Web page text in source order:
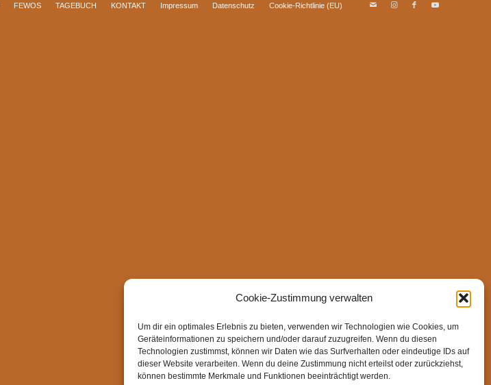
Cookie-Zustimmung verwalten
Um dir ein optimales Erlebnis zu bieten, verwenden wir Technologien wie Cookies, um
Geräteinformationen zu speichern und/oder darauf zuzugreifen. Wenn du diesen
Technologien zustimmst, können wir Daten wie das Surfverhalten oder eindeutige IDs auf
dieser Website verarbeiten. Wenn du deine Zustimmung nicht erteilst oder zurückziehst,
können bestimmte Merkmale und Funktionen beeinträchtigt werden.
FEWOS TAGEBUCH KONTAKT Impressum Datenschutz Cookie-Richtlinie (EU)